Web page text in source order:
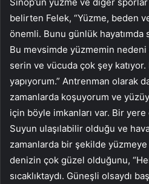
belirten Felek, “Yüzme, beden ve
önemli. Bunu günlük hayatımda
Bu mevsimde yüzmemin
serin ve vücuda çok şey
yapıyorum.” Antrenman olarak
zamanlarda koşuyorum ve
için böyle imkanları var. Bir
Suyun ulaşılabilir olduğu ve
zamanlarda bir şekilde yüzmeye
denizin çok güzel olduğunu,
sıcaklıktaydı. Güneşli olsaydı